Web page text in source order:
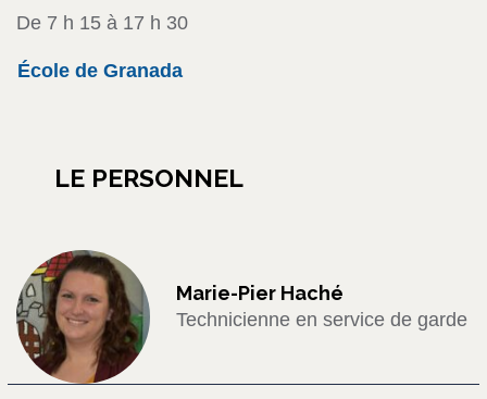
De 7 h 15 à 17 h 30
École de Granada
LE PERSONNEL
Marie-Pier Haché
Technicienne en service de garde